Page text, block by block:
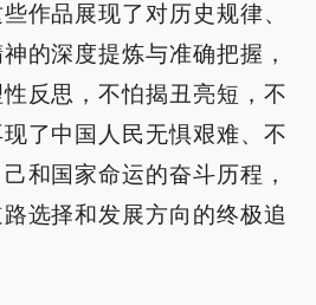
作品展现了对历史规律、
的深度提炼与准确把握，
反思，不怕揭丑亮短，不
了中国人民无惧艰难、不
和国家命运的奋斗历程，
选择和发展方向的终极追